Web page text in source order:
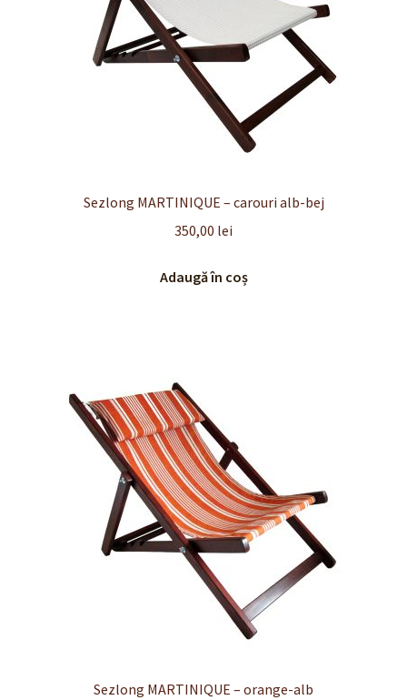
Sezlong MARTINIQUE – carouri alb-bej
350,00 lei
Adaugă în coș
Sezlong MARTINIQUE – orange-alb